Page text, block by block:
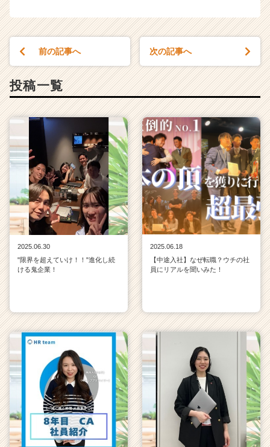
就
チ
ア
ャ
リ
ア
（C
h
e
e
r
r
前の記事へ 次の記事へ
投稿一覧
2025.06.30
"限界を超えていけ！！"進化し続
ける鬼企業！
2025.06.18
【中途入社】なぜ転職？ウチの社
員にリアルを聞いみた！